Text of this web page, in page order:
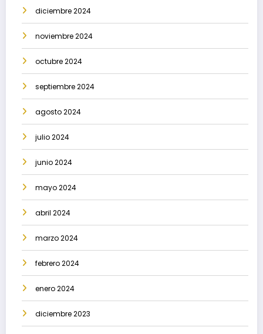
diciembre 2024
noviembre 2024
octubre 2024
septiembre 2024
agosto 2024
julio 2024
junio 2024
mayo 2024
abril 2024
marzo 2024
febrero 2024
enero 2024
diciembre 2023